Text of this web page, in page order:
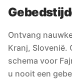
Ontvang
Kranj, Slovenië.
schema voor
u nooit een